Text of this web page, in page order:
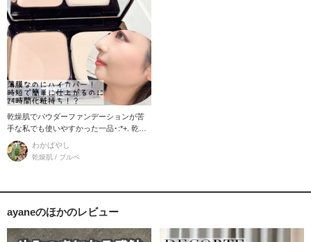
乾燥肌でパウダーファンデーションが苦
手な私でも使いやすかった一品･:*+. 乾燥
肌だから
わかばやし
乾燥肌 / ブルベ
ayaneのほかのレビュー